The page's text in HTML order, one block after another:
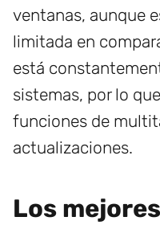
ventanas, aunque
limitada en
está
sistemas, por lo
funciones de
actualizaciones.
Los